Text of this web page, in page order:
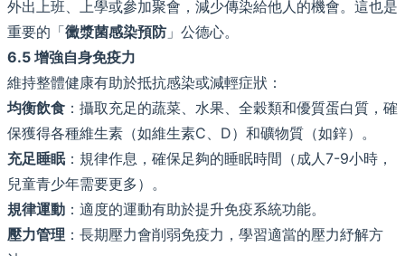
外出上班、上學或參加聚會，減少傳染給他人的機會。這也是
重要的「黴漿菌感染預防」公德心。
6.5 增強自身免疫力
維持整體健康有助於抵抗感染或減輕症狀：
均衡飲食 ：攝取充足的蔬菜、水果、全穀類和優質蛋白質，確
保獲得各種維生素（如維生素C、D）和礦物質（如鋅）。
充足睡眠：規律作息，確保足夠的睡眠時間（成人7-9小時，
兒童青少年需要更多）。
規律運動 ：適度的運動有助於提升免疫系統功能。
壓力管理 ：長期壓力會削弱免疫力，學習適當的壓力紓解方